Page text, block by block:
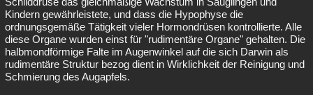
Kindern gewährleistete, und dass die Hypophyse die
ordnungsgemäße Tätigkeit vieler Hormondrüsen kontrollierte. Alle
diese Organe wurden einst für "rudimentäre Organe" gehalten. Die
halbmondförmige Falte im Augenwinkel auf die sich Darwin als
rudimentäre Struktur bezog dient in Wirklichkeit der Reinigung und
Schmierung des Augapfels.